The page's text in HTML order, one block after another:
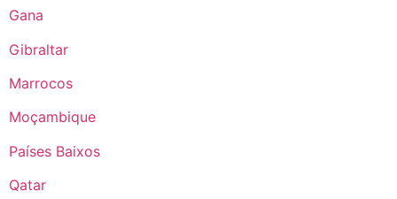
Gana
Gibraltar
Marrocos
Moçambique
Países Baixos
Qatar